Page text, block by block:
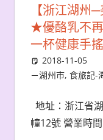
【浙江湖州
★優酪乳不
一杯健康手
2018-11-05
－湖州市, 食旅記-
地址：浙江省
幢12號 營業時